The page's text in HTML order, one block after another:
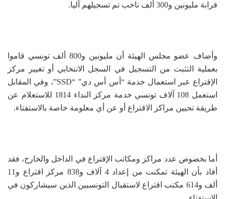
قرابة مليونين و300 ألف ناخب تم تسجيلهم آليا.
وأضاف عضو مجلس الهيئة أن مليونين و800 ألف تونسي قاموا
بعملية التثبت من التسجيل في السجل الانتخابي أو تغيير مركز
الإقتراع عبر استعمال خدمة “أس أس دي” “SSD”، وفي المقابل
استعمل 108 آلاف تونسي خدمة مركز النداء 1814 للاستعلام عن
طريقة تحيين مراكز الاقتراع أو عن أي معلومة خاصة بالاستفتاء.
أما بخصوص عدد مراكز ومكاتب الإقتراع في الداخل والخارج، فقد
أفاد بأن الهيئة تمكنت من إعداد 4 آلاف و838 مركز اقتراع و11
ألف و614 مكتب اقتراع لاستقبال التونسيين الذين سيشاركون في